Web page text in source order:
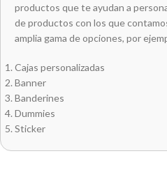
productos que te ayudan a
de productos con los que
amplia gama de opciones, por
Cajas personalizadas
Banner
Banderines
Dummies
Sticker